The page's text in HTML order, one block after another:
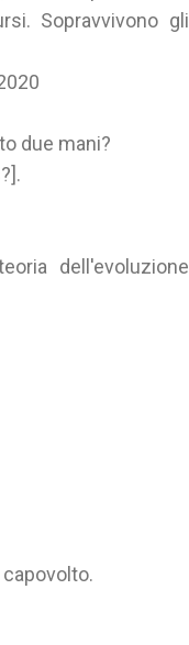
Sopravvivono gli
due mani?
dell'evoluzione